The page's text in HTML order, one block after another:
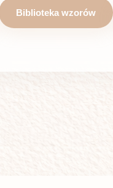
Biblioteka wzorów